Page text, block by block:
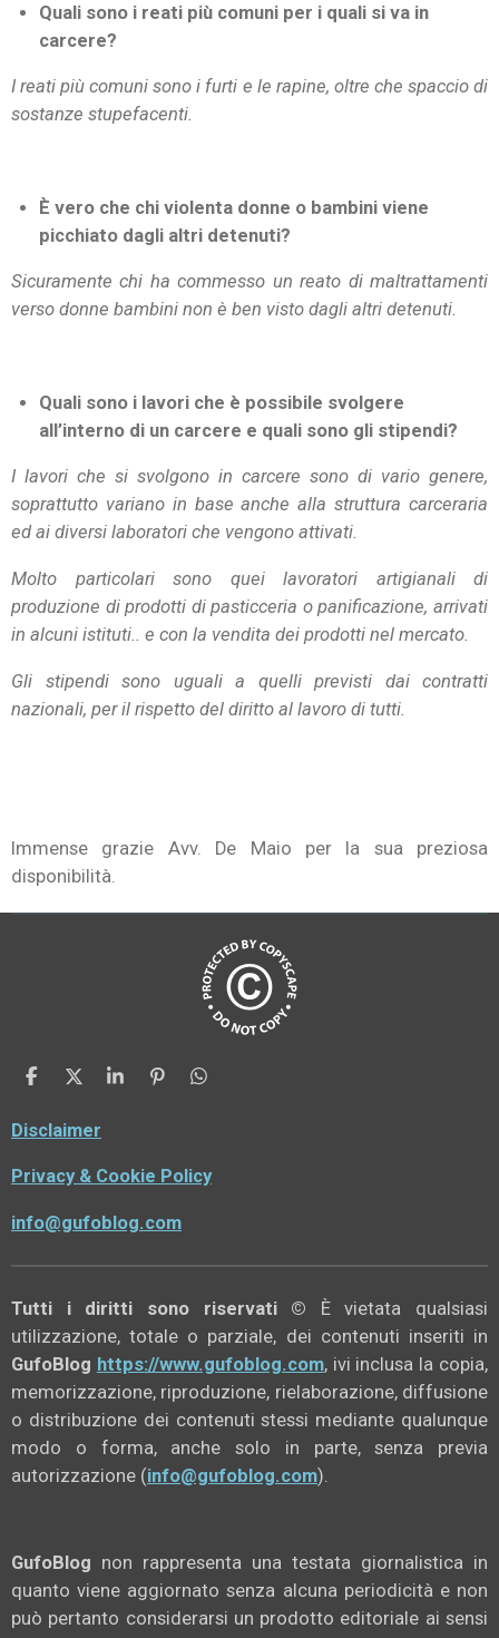
Quali sono i reati più comuni per i quali si va in
carcere?
I reati più comuni sono i furti e le rapine, oltre che spaccio di
sostanze stupefacenti.
È vero che chi violenta donne o bambini viene
picchiato dagli altri detenuti?
Sicuramente chi ha commesso un reato di maltrattamenti
verso donne bambini non è ben visto dagli altri detenuti.
Quali sono i lavori che è possibile svolgere
all’interno di un carcere e quali sono gli stipendi?
I lavori che si svolgono in carcere sono di vario genere,
soprattutto variano in base anche alla struttura carceraria
ed ai diversi laboratori che vengono attivati.
Molto particolari sono quei lavoratori artigianali di
produzione di prodotti di pasticceria o panificazione, arrivati
in alcuni istituti.. e con la vendita dei prodotti nel mercato.
Gli stipendi sono uguali a quelli previsti dai contratti
nazionali, per il rispetto del diritto al lavoro di tutti.
Immense grazie Avv. De Maio per la sua preziosa
disponibilità.
C
n
d
v
d
i
C
n
d
v
d
i
C
v
d
i
P
C
v
Disclaimer
Privacy & Cookie Policy
info@gufoblog.com
Tutti i diritti sono riservati © È vietata qualsiasi
utilizzazione, totale o parziale, dei contenuti inseriti in
GufoBlog https://www.gufoblog.com, ivi inclusa la copia,
memorizzazione, riproduzione, rielaborazione, diffusione
o distribuzione dei contenuti stessi mediante qualunque
modo o forma, anche solo in parte, senza previa
autorizzazione (info@gufoblog.com).
GufoBlog non rappresenta una testata giornalistica in
quanto viene aggiornato senza alcuna periodicità e non
può pertanto considerarsi un prodotto editoriale ai sensi